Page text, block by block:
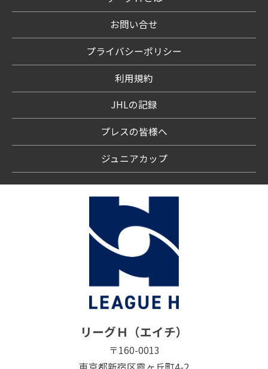
お問い合せ
プライバシーポリシー
利用規約
JHLの記録
プレスの皆様へ
ジュニアカップ
リーグＨ（エイチ）
〒160-0013